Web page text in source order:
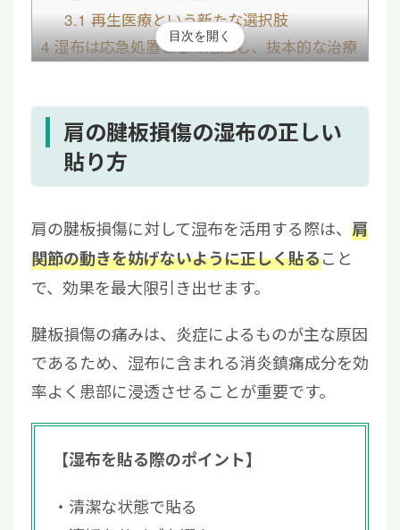
3.1再生医療という新たな選択肢
4湿布は応急処置として活用し、抜本的な治療
目次を開く
肩の腱板損傷の湿布の正しい
貼り方
肩の腱板損傷に対して湿布を活用する際は、 肩
関節の動きを妨げないように正しく貼ること
で、効果を最大限引き出せます。
腱板損傷の痛みは、炎症によるものが主な原因
であるため、湿布に含まれる消炎鎮痛成分を効
率よく患部に浸透させることが重要です。
【湿布を貼る際のポイント】
清潔な状態で貼る